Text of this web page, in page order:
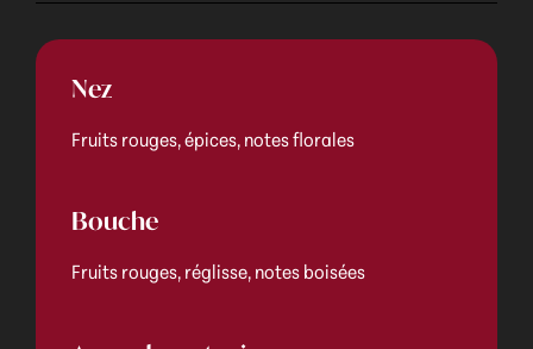
Nez
Fruits rouges, épices, notes florales
Bouche
Fruits rouges, réglisse, notes boisées